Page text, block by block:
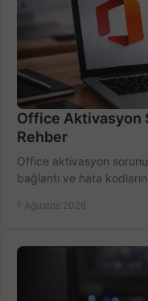
Office Aktivasyon
Rehber
Office aktivasyon sorunu
bağlantı ve hata
1 Ağustos 2026